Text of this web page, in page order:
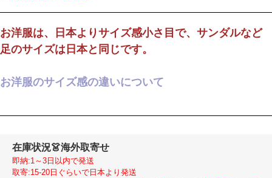
お洋服は、日本よりサイズ感小さ目で、サンダルなど
足のサイズは日本と同じです。
お洋服のサイズ感の違いについて
在庫状況👗海外取寄せ
即納:1～3日以内で発送
取寄:15-20日ぐらいで日本より発送